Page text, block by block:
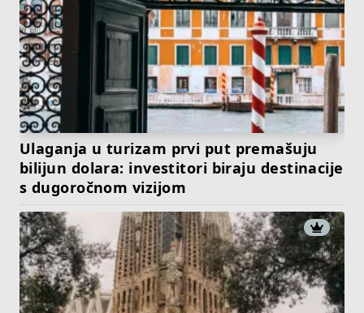
Ulaganja u turizam prvi put premašuju
bilijun dolara: investitori biraju destinacije
s dugoročnom vizijom